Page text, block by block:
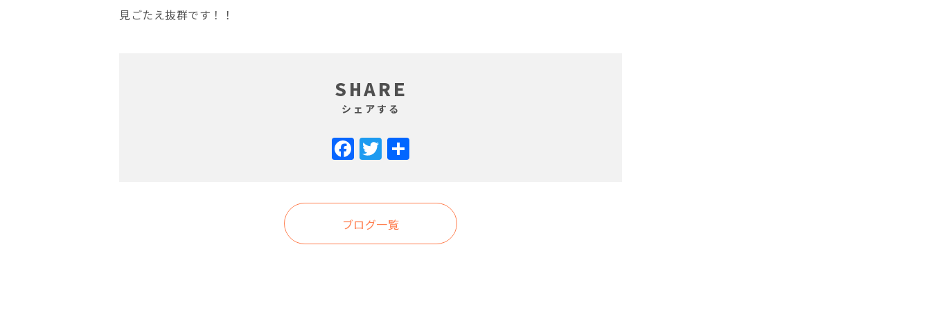
見ごたえ抜群です！！
SHARE
シェアする
Facebook
Twitter
ブログ一覧